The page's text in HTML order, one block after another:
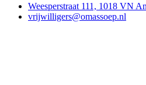
Weesperstraat 111, 1018 VN
vrijwilligers@omassoep.nl